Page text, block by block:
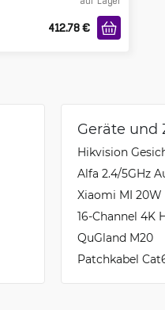
412.78 €
Geräte und
Hikvision
Alfa 2.4/5GHz
Xiaomi MI 20W
16-Channel 4K
QuGland M20
Patchkabel